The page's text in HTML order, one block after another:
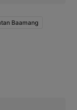
Baamang